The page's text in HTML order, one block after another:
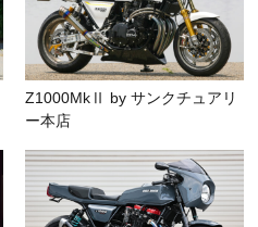
Z1000MkⅡ by サンクチュアリ
ー本店